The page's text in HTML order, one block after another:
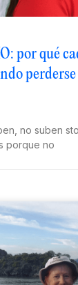
por qué
perderse
no suben
porque no